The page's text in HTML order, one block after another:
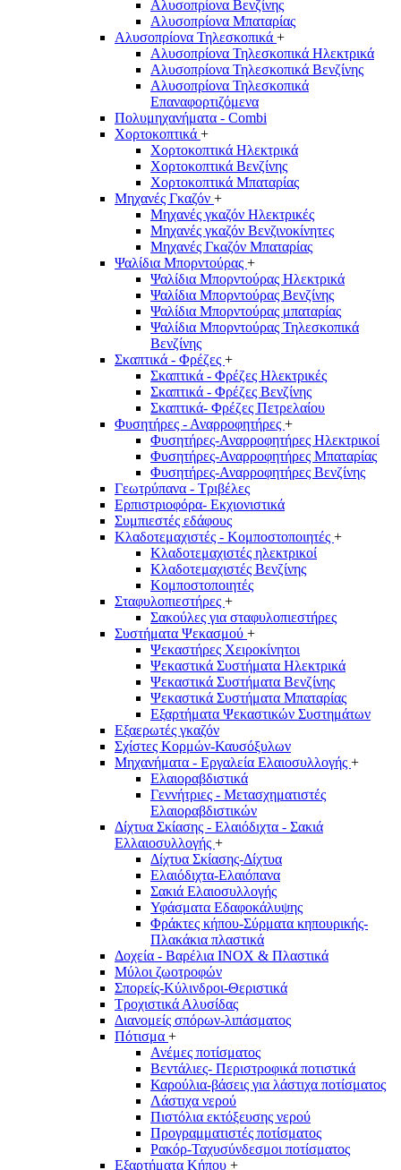
Αλυσοπρίονα Βενζίνης
Αλυσοπρίονα Μπαταρίας
Αλυσοπρίονα Τηλεσκοπικά +
Αλυσοπρίονα Τηλεσκοπικά Ηλεκτρικά
Αλυσοπρίονα Τηλεσκοπικά Βενζίνης
Αλυσοπρίονα Τηλεσκοπικά
Επαναφορτιζόμενα
Πολυμηχανήματα - Combi
Χορτοκοπτικά +
Χορτοκοπτικά Ηλεκτρικά
Χορτοκοπτικά Βενζίνης
Χορτοκοπτικά Μπαταρίας
Μηχανές Γκαζόν +
Μηχανές γκαζόν Ηλεκτρικές
Μηχανές γκαζόν Βενζινοκίνητες
Μηχανές Γκαζόν Μπαταρίας
Ψαλίδια Μπορντούρας +
Ψαλίδια Μπορντούρας Hλεκτρικά
Ψαλίδια Μπορντούρας Βενζίνης
Ψαλίδια Μπορντούρας μπαταρίας
Ψαλίδια Μπορντούρας Τηλεσκοπικά
Βενζίνης
Σκαπτικά - Φρέζες +
Σκαπτικά - Φρέζες Ηλεκτρικές
Σκαπτικά - Φρέζες Βενζίνης
Σκαπτικά- Φρέζες Πετρελαίου
Φυσητήρες - Αναρροφητήρες +
Φυσητήρες-Αναρροφητήρες Ηλεκτρικοί
Φυσητήρες-Αναρροφητήρες Μπαταρίας
Φυσητήρες-Αναρροφητήρες Βενζίνης
Γεωτρύπανα - Τριβέλες
Ερπιστριοφόρα- Εκχιονιστικά
Συμπιεστές εδάφους
Κλαδοτεμαχιστές - Κομποστοποιητές +
Κλαδοτεμαχιστές ηλεκτρικοί
Κλαδοτεμαχιστές Βενζίνης
Κομποστοποιητές
Σταφυλοπιεστήρες +
Σακούλες για σταφυλοπιεστήρες
Συστήματα Ψεκασμού +
Ψεκαστήρες Χειροκίνητοι
Ψεκαστικά Συστήματα Ηλεκτρικά
Ψεκαστικά Συστήματα Βενζίνης
Ψεκαστικά Συστήματα Μπαταρίας
Εξαρτήματα Ψεκαστικών Συστημάτων
Εξαερωτές γκαζόν
Σχίστες Κορμών-Καυσόξυλων
Μηχανήματα - Εργαλεία Ελαιοσυλλογής +
Ελαιοραβδιστικά
Γεννήτριες - Μετασχηματιστές
Ελαιοραβδιστικών
Δίχτυα Σκίασης - Ελαιόδιχτα - Σακιά
Ελλαιοσυλλογής +
Δίχτυα Σκίασης-Δίχτυα
Ελαιόδιχτα-Ελαιόπανα
Σακιά Ελαιοσυλλογής
Υφάσματα Εδαφοκάλυψης
Φράκτες κήπου-Σύρματα κηπουρικής-
Πλακάκια πλαστικά
Δοχεία - Βαρέλια INOX & Πλαστικά
Μύλοι ζωοτροφών
Σπορείς-Κύλινδροι-Θεριστικά
Τροχιστικά Αλυσίδας
Διανομείς σπόρων-λιπάσματος
Πότισμα +
Ανέμες ποτίσματος
Βεντάλιες- Περιστροφικά ποτιστικά
Καρούλια-βάσεις για λάστιχα ποτίσματος
Λάστιχα νερού
Πιστόλια εκτόξευσης νερού
Προγραμματιστές ποτίσματος
Ρακόρ-Ταχυσύνδεσμοι ποτίσματος
Εξαρτήματα Κήπου +